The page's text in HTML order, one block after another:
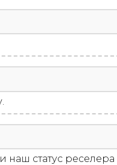
наш статус